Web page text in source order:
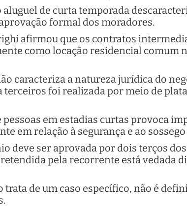
de curta temporada
formal dos moradores.
afirmou que os contratos
como locação residencial comum
caracteriza a natureza jurídica do
terceiros foi realizada por meio de
em estadias curtas provoca
em relação à segurança e ao
deve ser aprovada por dois terços
pela recorrente está vedada
de um caso específico, não é